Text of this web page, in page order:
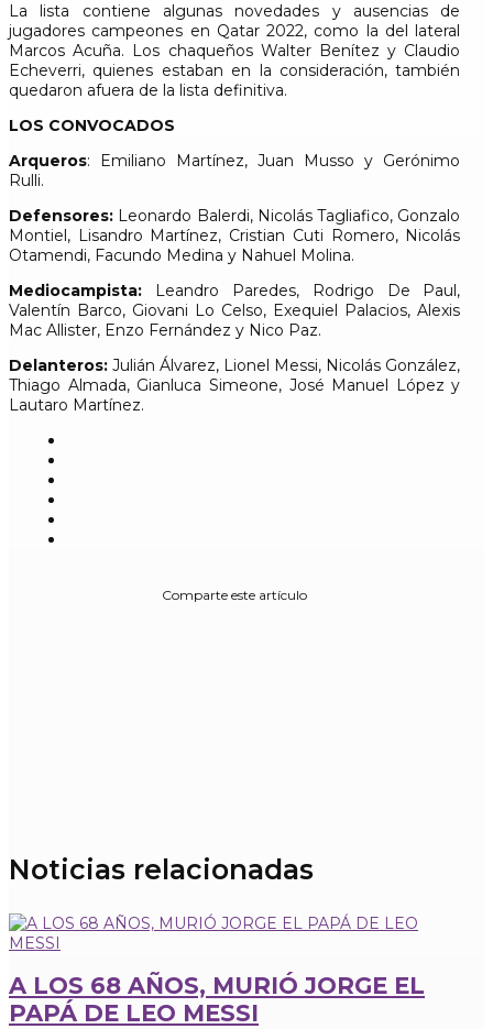
La lista contiene algunas novedades y ausencias de
jugadores campeones en Qatar 2022, como la del lateral
Marcos Acuña. Los chaqueños Walter Benítez y Claudio
Echeverri, quienes estaban en la consideración, también
quedaron afuera de la lista definitiva.
LOS CONVOCADOS
Arqueros: Emiliano Martínez, Juan Musso y Gerónimo
Rulli.
Defensores: Leonardo Balerdi, Nicolás Tagliafico, Gonzalo
Montiel, Lisandro Martínez, Cristian Cuti Romero, Nicolás
Otamendi, Facundo Medina y Nahuel Molina.
Mediocampista: Leandro Paredes, Rodrigo De Paul,
Valentín Barco, Giovani Lo Celso, Exequiel Palacios, Alexis
Mac Allister, Enzo Fernández y Nico Paz.
Delanteros: Julián Álvarez, Lionel Messi, Nicolás González,
Thiago Almada, Gianluca Simeone, José Manuel López y
Lautaro Martínez.
Comparte este artículo
Noticias relacionadas
A LOS 68 AÑOS, MURIÓ JORGE EL
PAPÁ DE LEO MESSI